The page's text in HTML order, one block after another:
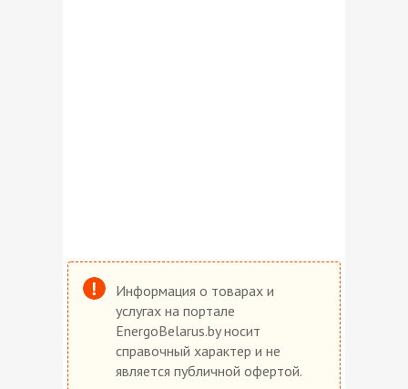
Информация о товарах и
услугах на портале
EnergoBelarus.by носит
справочный характер и не
является публичной офертой.